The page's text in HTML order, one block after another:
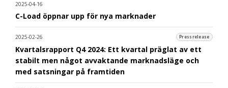
2025-04-16
C-Load öppnar upp för nya marknader
2025-02-26 Pressrelease
Kvartalsrapport Q4 2024: Ett kvartal präglat av ett
stabilt men något avvaktande marknadsläge och
med satsningar på framtiden